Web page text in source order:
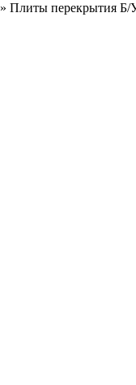
» Плиты перекрытия Б/